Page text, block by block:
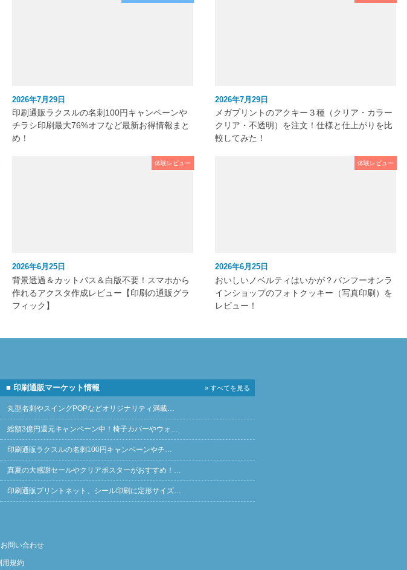
2026年7月29日
印刷通販ラクスルの名刺100円キャンペーンや
チラシ印刷最大76%オフなど最新お得情報まと
め！
2026年7月29日
メガプリントのアクキー３種（クリア・カラー
クリア・不透明）を注文！仕様と仕上がりを比
較してみた！
体験レビュー
2026年6月25日
背景透過＆カットパス＆白版不要！スマホから
作れるアクスタ作成レビュー【印刷の通販グラ
フィック】
体験レビュー
2026年6月25日
おいしいノベルティはいかが？バンフーオンラ
インショップのフォトクッキー（写真印刷）を
レビュー！
■ 印刷通販マーケット情報 » すべてを見る
丸型名刺やスイングPOPなどオリジナリティ満載…
総額3億円還元キャンペーン中！椅子カバーやウォ…
印刷通販ラクスルの名刺100円キャンペーンやチ…
真夏の大感謝セールやクリアポスターがおすすめ！…
印刷通販プリントネット、シール印刷に定形サイズ…
お問い合わせ
用規約